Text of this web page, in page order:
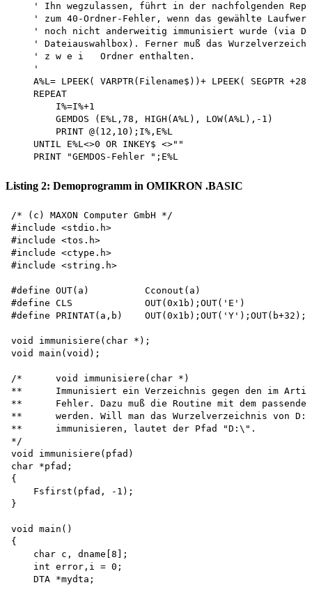
' Ihn wegzulassen, führt in der nachfolgenden
' zum 40-Ordner-Fehler, wenn das gewählte
' noch nicht anderweitig immunisiert wurde (via
' Dateiauswahlbox). Ferner muß das
    ' z w e i   Ordner enthalten.
    '
    A%L= LPEEK( VARPTR(Filename$))+ LPEEK( SEGPTR +28)
    REPEAT
        I%=I%+1
        GEMDOS (E%L,78, HIGH(A%L), LOW(A%L),-1)
        PRINT @(12,10);I%,E%L
    UNTIL E%L<>0 OR INKEY$ <>""
Listing 2: Demoprogramm in OMIKRON .BASIC
/* (c) MAXON Computer GmbH */
#include <stdio.h>
#include <tos.h>
#include <ctype.h>
#include <string.h>
#define OUT(a)          Cconout(a)
#define CLS             OUT(0x1b);OUT('E')
#define PRINTAT(a,b)
void immunisiere(char *);
void main(void);
/*      void immunisiere(char *)
**      Immunisiert ein Verzeichnis gegen den im
**      Fehler. Dazu muß die Routine mit dem
**      werden. Will man das Wurzelverzeichnis von D:
**      immunisieren, lautet der Pfad "D:\".
*/
void immunisiere(pfad)
char *pfad;
{
    Fsfirst(pfad, -1);
}
void main()
{
    char c, dname[8];
    int error,i = 0;
    DTA *mydta;